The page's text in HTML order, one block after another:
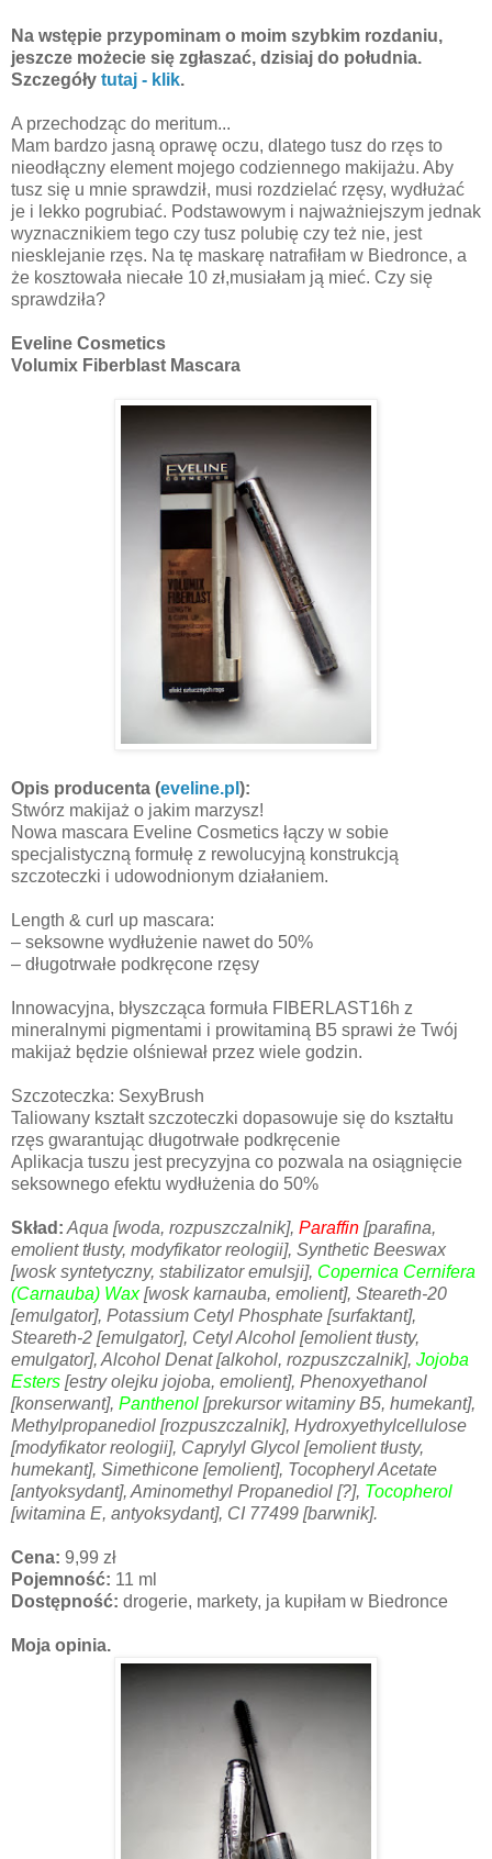
Na wstępie przypominam o moim szybkim rozdaniu,
jeszcze możecie się zgłaszać, dzisiaj do południa.
Szczegóły tutaj - klik.
A przechodząc do meritum...
Mam bardzo jasną oprawę oczu, dlatego tusz do rzęs to
nieodłączny element mojego codziennego makijażu. Aby
tusz się u mnie sprawdził, musi rozdzielać rzęsy, wydłużać
je i lekko pogrubiać. Podstawowym i najważniejszym jednak
wyznacznikiem tego czy tusz polubię czy też nie, jest
niesklejanie rzęs. Na tę maskarę natrafiłam w Biedronce, a
że kosztowała niecałe 10 zł,musiałam ją mieć. Czy się
sprawdziła?
Eveline Cosmetics
Volumix Fiberblast Mascara
Opis producenta (eveline.pl ):
Stwórz makijaż o jakim marzysz!
Nowa mascara Eveline Cosmetics łączy w sobie
specjalistyczną formułę z rewolucyjną konstrukcją
szczoteczki i udowodnionym działaniem.
Length & curl up mascara:
– seksowne wydłużenie nawet do 50%
– długotrwałe podkręcone rzęsy
Innowacyjna, błyszcząca formuła FIBERLAST16h z
mineralnymi pigmentami i prowitaminą B5 sprawi że Twój
makijaż będzie olśniewał przez wiele godzin.
Szczoteczka: SexyBrush
Taliowany kształt szczoteczki dopasowuje się do kształtu
rzęs gwarantując długotrwałe podkręcenie
Aplikacja tuszu jest precyzyjna co pozwala na osiągnięcie
seksownego efektu wydłużenia do 50%
Skład: Aqua [woda, rozpuszczalnik], Paraffin [parafina,
emolient tłusty, modyfikator reologii], Synthetic Beeswax
[wosk syntetyczny, stabilizator emulsji], Copernica Cernifera
(Carnauba) Wax[wosk karnauba, emolient], Steareth-20
[emulgator], Potassium Cetyl Phosphate [surfaktant],
Steareth-2 [emulgator], Cetyl Alcohol [emolient tłusty,
emulgator], Alcohol Denat [alkohol, rozpuszczalnik], Jojoba
Esters [estry olejku jojoba, emolient], Phenoxyethanol
[konserwant], Panthenol [prekursor witaminy B5, humekant],
Methylpropanediol [rozpuszczalnik], Hydroxyethylcellulose
[modyfikator reologii], Caprylyl Glycol [emolient tłusty,
humekant], Simethicone [emolient], Tocopheryl Acetate
[antyoksydant], Aminomethyl Propanediol [?], Tocopherol
[witamina E, antyoksydant], CI 77499 [barwnik].
Cena: 9,99 zł
Pojemność: 11 ml
Dostępność: drogerie, markety, ja kupiłam w Biedronce
Moja opinia.